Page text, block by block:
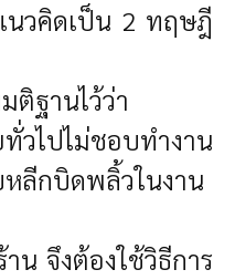
วคิดเป็น 2 ทฤษฎี
ติฐานไว้ว่า
วไปไม่ชอบทำงาน
ลีกบิดพลิ้วในงาน
น จึงต้องใช้วิธีการ